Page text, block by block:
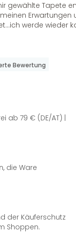
gewählte Tapete
Erwartungen
werde wieder
Bewertung
ab 79 € (DE/AT) |
die Ware
der Käuferschutz
Shoppen.